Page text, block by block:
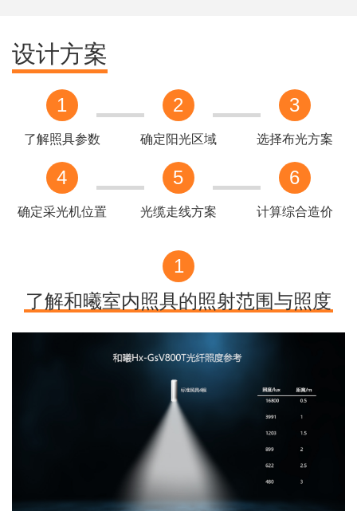
设计方案
1
了解照具参数
2
确定阳光区域
3
选择布光方案
4
确定采光机位置
5
光缆走线方案
6
计算综合造价
1
了解和曦室内照具的照射范围与照度